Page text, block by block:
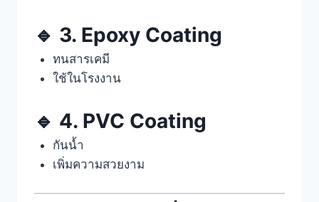
🔹 3. Epoxy Coating
ทนสารเคมี
ใช้ในโรงงาน
🔹 4. PVC Coating
กันน้ำ
เพิ่มความสวยงาม